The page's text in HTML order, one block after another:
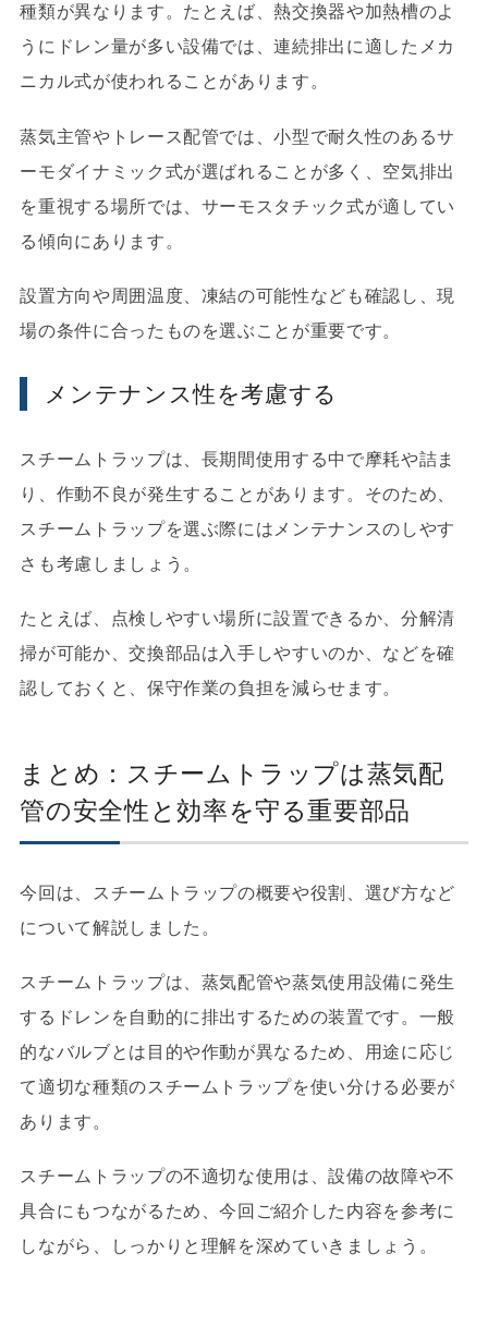
種類が異なります。たとえば、熱交換器や加熱槽のよ
うにドレン量が多い設備では、連続排出に適したメカ
ニカル式が使われることがあります。
蒸気主管やトレース配管では、小型で耐久性のあるサ
ーモダイナミック式が選ばれることが多く、空気排出
を重視する場所では、サーモスタチック式が適してい
る傾向にあります。
設置方向や周囲温度、凍結の可能性なども確認し、現
場の条件に合ったものを選ぶことが重要です。
メンテナンス性を考慮する
スチームトラップは、長期間使用する中で摩耗や詰ま
り、作動不良が発生することがあります。そのため、
スチームトラップを選ぶ際にはメンテナンスのしやす
さも考慮しましょう。
たとえば、点検しやすい場所に設置できるか、分解清
掃が可能か、交換部品は入手しやすいのか、などを確
認しておくと、保守作業の負担を減らせます。
まとめ：スチームトラップは蒸気配
管の安全性と効率を守る重要部品
今回は、スチームトラップの概要や役割、選び方など
について解説しました。
スチームトラップは、蒸気配管や蒸気使用設備に発生
するドレンを自動的に排出するための装置です。一般
的なバルブとは目的や作動が異なるため、用途に応じ
て適切な種類のスチームトラップを使い分ける必要が
あります。
スチームトラップの不適切な使用は、設備の故障や不
具合にもつながるため、今回ご紹介した内容を参考に
しながら、しっかりと理解を深めていきましょう。